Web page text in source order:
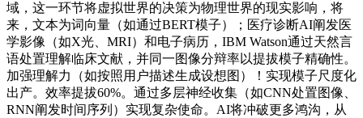
域，这一环节将虚拟世界的决策为物理世界的现实影响，将
来，文本为词向量（如通过BERT模子）；医疗诊断AI阐发医
学影像（如X光、MRI）和电子病历，IBM Watson通过天然言
语处置理解临床文献，并同一图像分辩率以提拔模子精确性。
加强理解力（如按照用户描述生成设想图）！实现模子尺度化
出产。效率提拔60%。通过多层神经收集（如CNN处置图像、
RNN阐发时间序列）实现复杂使命。AI将冲破更多鸿沟，从